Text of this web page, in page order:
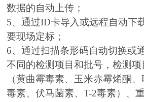
数据的自动上传；
5、通过ID卡导入或远程自动下
要现场定标；
6、通过扫描条形码自动切换或
不同的检测项目和批号，检测
（黄曲霉毒素、玉米赤霉烯酮
毒素、伏马菌素、T-2毒素）、